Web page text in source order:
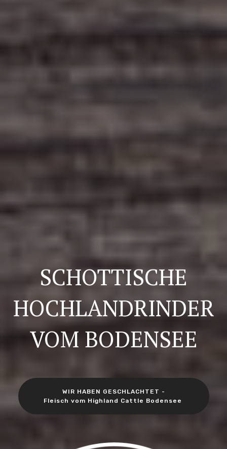
SCHOTTISCHE
HOCHLANDRINDER
VOM BODENSEE
WIR HABEN GESCHLACHTET -
Fleisch vom Highland Cattle Bodensee